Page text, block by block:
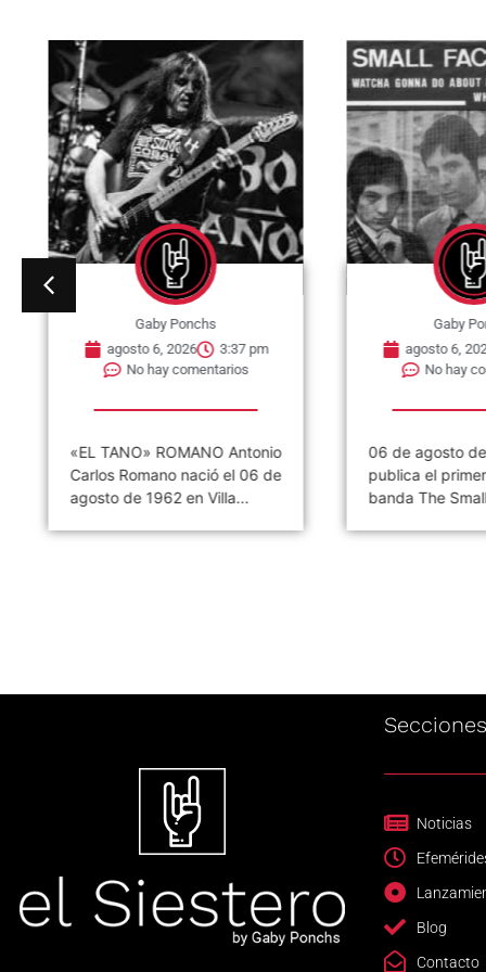
Gaby Ponchs
agosto 6, 2026
3:37 pm
No hay comentarios
«EL TANO» ROMANO Antonio
Carlos Romano nació el 06 de
agosto de 1962 en Villa...
Gaby
agosto 6,
No hay
06 de agosto
publica el
banda The
Secciones
Noticias
Blog
Contacto